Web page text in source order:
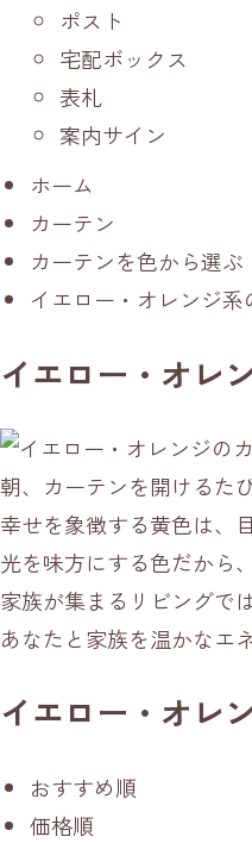
ポスト
宅配ボックス
表札
案内サイン
ホーム
カーテン
カーテンを色から選ぶ
イエロー・オレンジ系
イエロー・オレ
朝、カーテンを開けるた
幸せを象徴する黄色は、
光を味方にする色だから
家族が集まるリビングで
あなたと家族を温かなエ
イエロー・オレ
おすすめ順
価格順